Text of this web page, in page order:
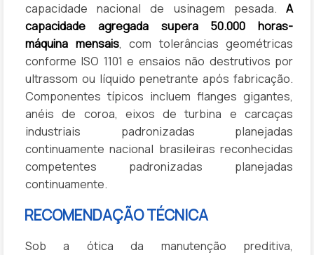
capacidade nacional de usinagem pesada. A
capacidade agregada supera 50.000 horas-
máquina mensais, com tolerâncias geométricas
conforme ISO 1101 e ensaios não destrutivos por
ultrassom ou líquido penetrante após fabricação.
Componentes típicos incluem flanges gigantes,
anéis de coroa, eixos de turbina e carcaças
industriais padronizadas planejadas
continuamente nacional brasileiras reconhecidas
competentes padronizadas planejadas
continuamente.
RECOMENDAÇÃO TÉCNICA
Sob a ótica da manutenção preditiva,